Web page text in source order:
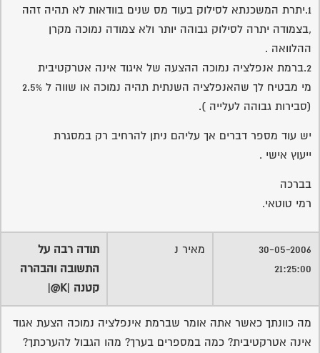
1.יתרת המשכנתא לסילוק בעוד מס שנים בוודאות לא תהיה זהה
,בצמודה יתרה לסילוק גבוהה יותר ולא צמודה נמוכה מקרן
ההלוואה .
מי מבטיח לך שהאנפלציה השנתית תהיה נמוכה או שווה ל 2.5%
(סבירות גבוהה לעלייה ).
יש עוד מספר דברים אך עליהם ניתן להרחיב רק במסגרת
ייעוץ אישי .
בברכה
רמי טוטאי.
30-05-2006
21:25:00
מאיר נ
תודה רבה על
התשובה והבהרה
קטנה |K@|
מה כוונתך כאשר אתה אומר שברמת אינפלציה נמוכה הצעת אגוד
אינה אטרקטיבית? כמה במספרים בערך? מהו הגבול להערכתך?